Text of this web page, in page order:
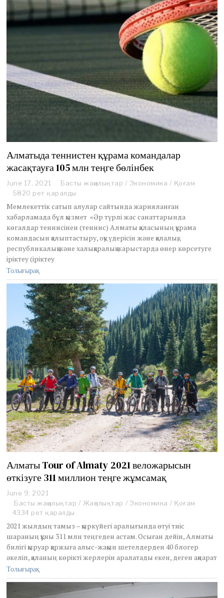
Алматыда теннистен құрама командалар
жасақтауға 105 млн теңге бөлінбек
June 17, 2021
u
e
1
9
,
2
2
Басты жаңалықтар / Экономика / Қоғам
5820 рет қаралды
Мемлекеттік сатып алулар сайтында жарияланған
хабарламада бұл қызмет «Әр түрлі жас санаттарында
көгалдар теннисінен (теннис) Алматы қаласының құрама
командасын қалыптастыру, оқу үдерісін және қалалық,
республикалық және халықаралық жарыстарда өнер көрсетуге
іріктеу (іріктеу
Толығырақ
Алматы Tour of Almaty 2021 веложарысын
өткізуге 311 миллион теңге жұмсамақ
June 9, 2021
u
n
1
3
2
1
Басты жаңалықтар / Жаңалықтар / Экономика / Қоғам
4334 рет қаралды
2021 жылдың тамыз – қыркүйегі аралығында өтуі тиіс
шараның құны 311 млн теңгеден астам. Осыған дейін, Алматы
билігі қыруар қаржыға алыс-жақын шетелдерден 40 блогер
әкеліп, қаланың көрікті жерлерін аралатады екен, деген ақпарат
Толығырақ